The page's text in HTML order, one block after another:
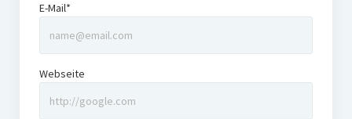
E-Mail*
Webseite